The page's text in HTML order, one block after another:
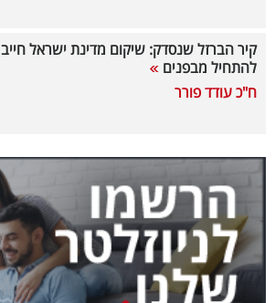
קריירה
ולימודים
רייטינג
בריאות
תרבות
קיר הברזל שנסדק: שיקום מדינת ישראל חייב
להתחיל מבפנים
ח"כ עודד פורר